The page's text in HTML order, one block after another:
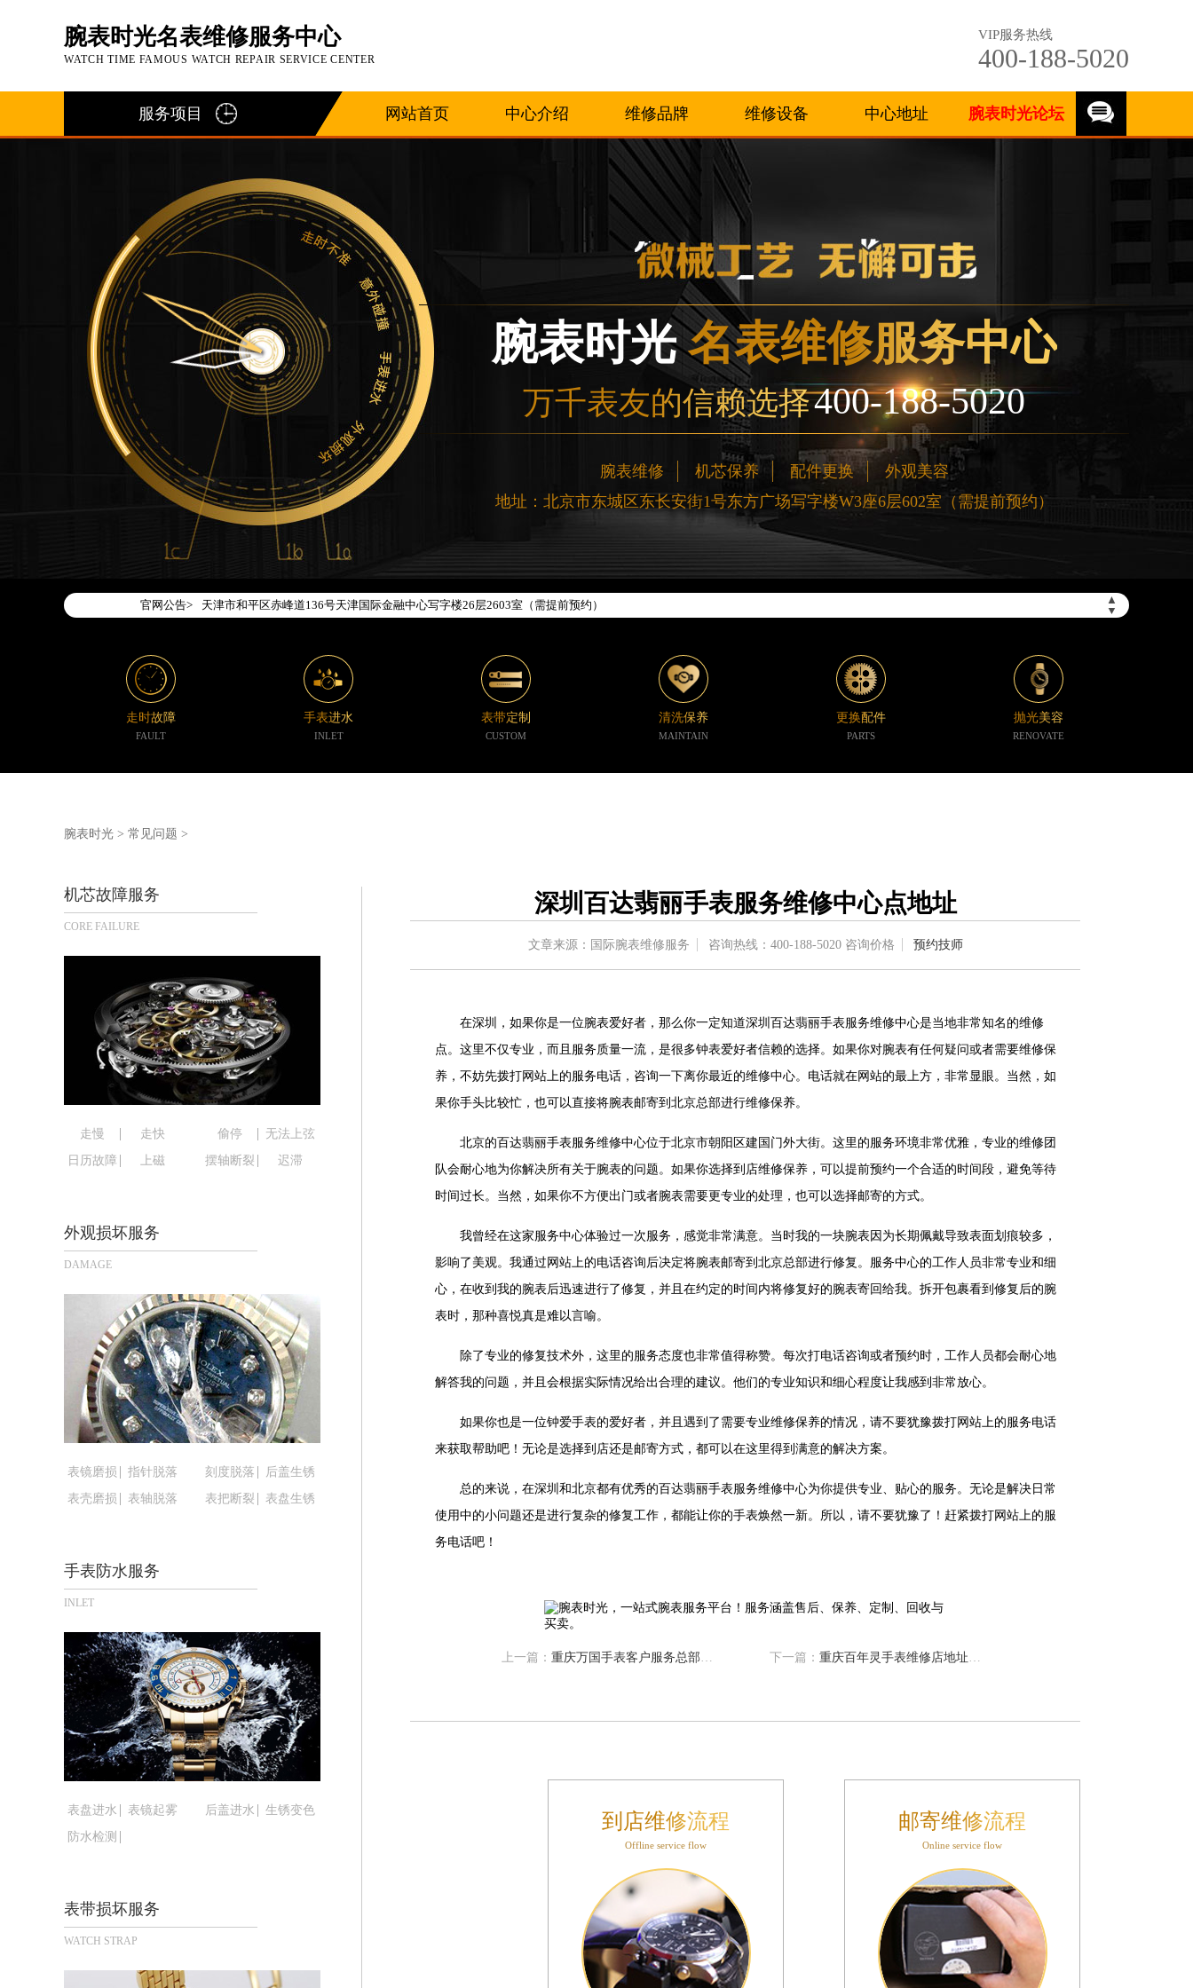
腕表时光名表维修服务中心
WATCH TIME FAMOUS WATCH REPAIR SERVICE CENTER
VIP服务热线
400-188-5020
服务项目 网站首页 中心介绍 维修品牌 维修设备 中心地址 腕表时光论坛
腕表时光 名表维修服务中心
万千表友的信赖选择400-188-5020
腕表维修 机芯保养 配件更换
外观美容
地址：北京市东城区东长安街1号东方广场写字楼W3座6层602室（需提前预约）
官网公告>
▲
▼
2026年7月腕表时光中国区售后服务网络优化升级公告
2026年7月腕表时光全国官方售后客户服务热线：400-188-5020
腕表时光官方全国统一服务热线400-188-5020，服务覆盖中国大陆、香港、澳门、台湾全部区域（非大陆需加拨“+86”）
2026年7月腕表时光售后服务中心最新网点地址：
北京市东城区东长安街1号东方广场写字楼W3座6层602室（需提前预约）
北京市朝阳区建国门外大街甲6号华熙国际中心写字楼D座11层1102室（需提前预约）
天津市和平区赤峰道136号天津国际金融中心写字楼26层2603室（需提前预约）
上海市徐汇区虹桥路3号港汇中心写字楼2座37层3705室（需提前预约）
南京市秦淮区中山南路1号（新街口）南京中心写字楼22层C1-1室（需提前预约）
常州市新北区龙锦路1590号现代传媒中心写字楼5号楼10层1008室（需提前预约）
徐州市鼓楼区淮海东路29号苏宁广场IFC国际金融中心写字楼35层3508室（需提前预约）
扬州市邗江区国展路29号星耀天地写字楼1号楼18层1803室（需提前预约）
嘉兴市南湖区广益路705号嘉兴世界贸易中心写字楼A座13层1304室（需提前预约）
济南市历下区经十路11111号华润中心写字楼（万象城）15层1508室（需提前预约）
广州市天河区天河路230号万菱汇国际中心写字楼A塔7层704室（需提前预约）
广州市越秀区环市东路371-375号世界贸易中心大厦南塔写字楼15层07室（需提前预约）
深圳市罗湖区深南东路5001号华润大厦写字楼17层1701室（需提前预约）
惠州市惠城区江北文昌一路7号华贸大厦写字楼1座30层05室（需提前预约）
厦门市思明区湖滨东路95号华润大厦写字楼B座11层1104室（需提前预约）
福州市鼓楼区五四路128-1号恒力城写字楼15层03室（需提前预约）
成都市锦江区人民东路6号SAC东原中心写字楼24层2406B室（需提前预约）
重庆市江北区观音桥步行街2号融恒时代广场写字楼9层902室（需提前预约）
长沙市芙蓉区定王台街道建湘路393号世茂环球金融中心写字楼（芙蓉广场）10层13室（需提前预约）
郑州市二七区铭功路10号华润大厦写字楼29层2905室（需提前预约）
太原市迎泽区解放路15号亨得利名表服务中心（品牌授权店）3层整层（需提前预约）
沈阳市沈河区中街路137号亨得利名表服务中心（品牌授权店）1层整层（需提前预约）
乌鲁木齐市天山区红山路26号时代广场（CCMALL）C座17层17-B（需提前预约）
温州市鹿城区锦绣路1067号置信广场10层1015室（需提前预约）
哈尔滨市道里区友谊西路600号富力中心T2座写字楼29层03室（需提前预约）
大连市中山区人民路15号国际金融大厦7层G室（需提前预约）
佛山市禅城区季华五路57号万科金融中心C座12层1205室（需提前预约）
东莞市东城街道鸿福东路1号民盈国贸中心T1写字楼9层907室（需提前预约）
无锡市梁溪区人民中路139号恒隆广场写字楼1座11层1104室（需提前预约）
南通市崇川区工农路57号圆融广场写字楼16层1603室（需提前预约）
苏州市苏州工业园区星港街199号苏州中心办公楼C座22层08室（需提前预约）
武汉市江汉区解放大道686号世界贸易大厦38层09室（需提前预约）
南宁市青秀区金湖路59号地王大厦12楼1224室（需提前预约）
泉州市丰泽区宝洲路729号浦西万达中心写字楼A座7楼709室（需提前预约）
烟台市芝罘区胜利路139号万达金融中心A座907室（需提前预约）
长春市朝阳区西安大路727号中银大厦A座(旺进大厦)18层09室（需提前预约）
贵阳市南明区都司高架桥路33号亨特国际金融中心14楼14D（需提前预约）
昆明市盘龙区北京路928号同德昆明广场写字楼10层06室（需提前预约）
石家庄市长安区中山东路39号勒泰中心写字楼B座13层07室（需提前预约）
西安市碑林区南关正街88号华侨城长安国际中心E座6楼10室（需提前预约）
内蒙古自治区呼和浩特市玉泉区大学西街70号华润万象城写字楼（鄂尔多斯大厦）23层2326室（需提前预约）
甘肃省兰州市七里河区西津西路16号兰州中心写字楼21层2102室（需提前预约）
重庆市解放碑渝中区民权路28号英利国际金融中心写字楼20层01室（需提前预约）
黑龙江省鹤岗市向阳区红军路腕表时光售后服务中心（需提前预约）
走时故障
FAULT
手表进水
INLET
表带定制
CUSTOM
清洗保养
MAINTAIN
更换配件
PARTS
抛光美容
RENOVATE
腕表时光 > 常见问题 >
机芯故障服务
CORE FAILURE
走慢 走快 偷停
无法上弦
日历故障
上磁 摆轴断裂 迟滞
外观损坏服务
DAMAGE
表镜磨损 指针脱落 刻度脱落
后盖生锈
表壳磨损
表轴脱落 表把断裂 表盘生锈
手表防水服务
INLET
表盘进水 表镜起雾 后盖进水
生锈变色
防水检测
表带损坏服务
WATCH STRAP
深圳百达翡丽手表服务维修中心点地址
文章来源：国际腕表维修服务 咨询热线： 400-188-5020咨询价格 预约技师
在深圳，如果你是一位腕表爱好者，那么你一定知道深圳百达翡丽手表服务维修中心是当地非常知名的维修
点。这里不仅专业，而且服务质量一流，是很多钟表爱好者信赖的选择。如果你对腕表有任何疑问或者需要维修保
养，不妨先拨打网站上的服务电话，咨询一下离你最近的维修中心。电话就在网站的最上方，非常显眼。当然，如
果你手头比较忙，也可以直接将腕表邮寄到北京总部进行维修保养。
北京的百达翡丽手表服务维修中心位于北京市朝阳区建国门外大街。这里的服务环境非常优雅，专业的维修团
队会耐心地为你解决所有关于腕表的问题。如果你选择到店维修保养，可以提前预约一个合适的时间段，避免等待
时间过长。当然，如果你不方便出门或者腕表需要更专业的处理，也可以选择邮寄的方式。
我曾经在这家服务中心体验过一次服务，感觉非常满意。当时我的一块腕表因为长期佩戴导致表面划痕较多，
影响了美观。我通过网站上的电话咨询后决定将腕表邮寄到北京总部进行修复。服务中心的工作人员非常专业和细
心，在收到我的腕表后迅速进行了修复，并且在约定的时间内将修复好的腕表寄回给我。拆开包裹看到修复后的腕
表时，那种喜悦真是难以言喻。
除了专业的修复技术外，这里的服务态度也非常值得称赞。每次打电话咨询或者预约时，工作人员都会耐心地
解答我的问题，并且会根据实际情况给出合理的建议。他们的专业知识和细心程度让我感到非常放心。
如果你也是一位钟爱手表的爱好者，并且遇到了需要专业维修保养的情况，请不要犹豫拨打网站上的服务电话
来获取帮助吧！无论是选择到店还是邮寄方式，都可以在这里得到满意的解决方案。
总的来说，在深圳和北京都有优秀的百达翡丽手表服务维修中心为你提供专业、贴心的服务。无论是解决日常
使用中的小问题还是进行复杂的修复工作，都能让你的手表焕然一新。所以，请不要犹豫了！赶紧拨打网站上的服
务电话吧！
上一篇： 重庆万国手表客户服务总部电话中心 下一篇： 重庆百年灵手表维修店地址在哪儿
到店维修流程
Offline service flow
邮寄维修流程
Online service flow